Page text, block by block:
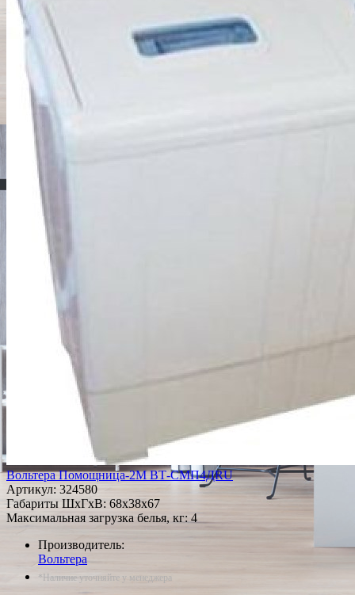
Вольтера Помощница-2М ВТ-СМП4ДRU
Артикул: 324580
Габариты ШxГxВ: 68x38x67
Максимальная загрузка белья, кг: 4
Производитель:
Вольтера
*Наличие уточняйте у менеджера